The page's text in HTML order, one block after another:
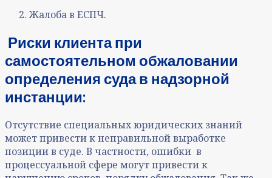
Жалоба в ЕСПЧ.
Риски клиента при
самостоятельном обжаловании
определения суда в надзорной
инстанции:
Отсутствие специальных юридических знаний
может привести к неправильной выработке
позиции в суде. В частности, ошибки в
процессуальной сфере могут привести к